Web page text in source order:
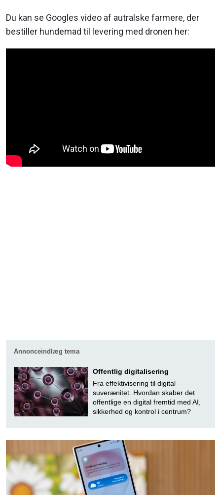
Du kan se Googles video af autralske farmere, der
bestiller hundemad til levering med dronen her:
Annonceindlæg tema
Offentlig digitalisering
Fra effektivisering til digital
suverænitet. Hvordan skaber det
offentlige en digital fremtid med AI,
sikkerhed og kontrol i centrum?